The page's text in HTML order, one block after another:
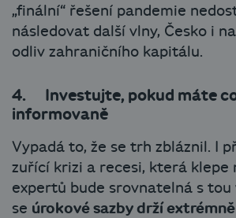
„finální“ řešení pandemie
následovat další vlny, Česko i
odliv zahraničního kapitálu.
4. Investujte, pokud máte
informovaně
Vypadá to, že se trh zbláznil. I
zuřící krizi a recesi, která klepe
expertů bude srovnatelná s
se úrokové sazby drží